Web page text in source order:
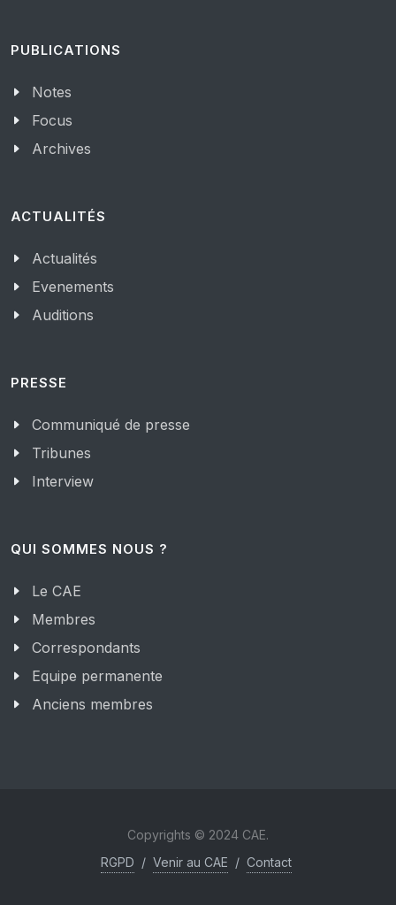
PUBLICATIONS
Notes
Focus
Archives
ACTUALITÉS
Actualités
Evenements
Auditions
PRESSE
Communiqué de presse
Tribunes
Interview
QUI SOMMES NOUS ?
Le CAE
Membres
Correspondants
Equipe permanente
Anciens membres
Copyrights © 2024 CAE.
RGPD / Venir au CAE / Contact